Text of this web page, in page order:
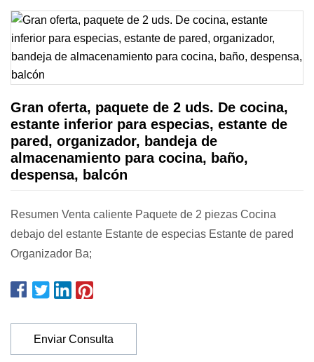
Gran oferta, paquete de 2 uds. De cocina,
estante inferior para especias, estante de
pared, organizador, bandeja de
almacenamiento para cocina, baño,
despensa, balcón
Resumen Venta caliente Paquete de 2 piezas Cocina
debajo del estante Estante de especias Estante de pared
Organizador Ba;
Enviar Consulta